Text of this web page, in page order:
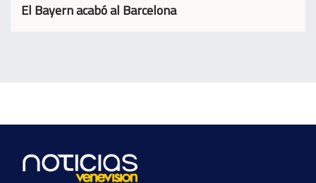
El Bayern acabó al Barcelona